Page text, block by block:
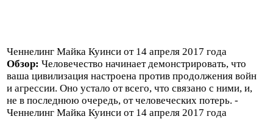
Ченнелинг Майка Куинси от 14 апреля 2017 года
Обзор: Человечество начинает демонстрировать, что
ваша цивилизация настроена против продолжения войн
и агрессии. Оно устало от всего, что связано с ними, и,
не в последнюю очередь, от человеческих потерь. -
Ченнелинг Майка Куинси от 14 апреля 2017 года